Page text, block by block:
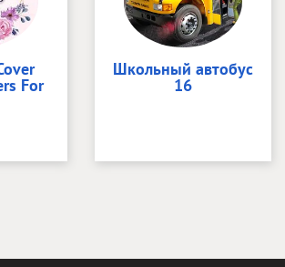
For
Школьный автобус
16